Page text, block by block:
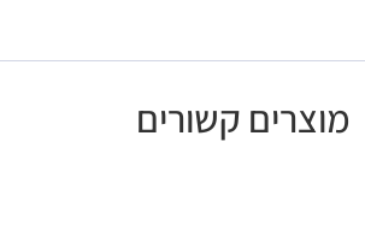
מוצרים קשורים